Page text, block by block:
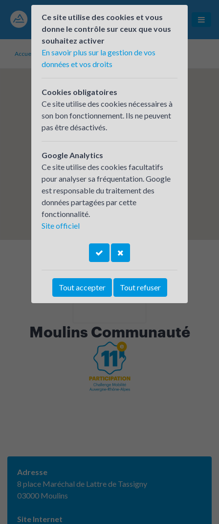
Accueil Établissements inscrits Moulins Communauté
Moulins Communauté
Adresse
8 place Maréchal de Lattre de Tassigny
03000 Moulins
Site Internet
Ce site utilise des cookies et vous
donne le contrôle sur ceux que vous
souhaitez activer
En savoir plus sur la gestion de vos
données et vos droits
Cookies obligatoires
Ce site utilise des cookies nécessaires à
son bon fonctionnement. Ils ne peuvent
pas être désactivés.
Google Analytics
Ce site utilise des cookies facultatifs
pour analyser sa fréquentation. Google
est responsable du traitement des
données partagées par cette
fonctionnalité.
Site officiel
Tout accepter Tout refuser